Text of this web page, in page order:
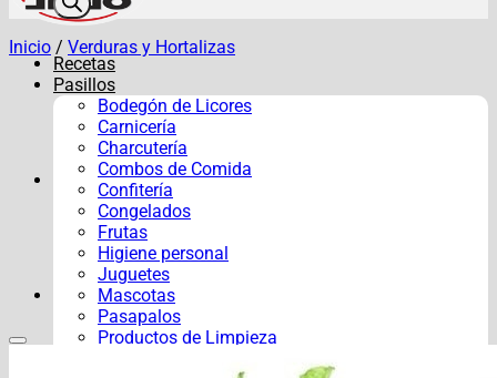
Recetas
Pasillos
Bodegón de Licores
Carnicería
Charcutería
Combos de Comida
Confitería
Congelados
Frutas
Higiene personal
Juguetes
Mascotas
Pasapalos
Productos de Limpieza
Inicio / Verduras y Hortalizas